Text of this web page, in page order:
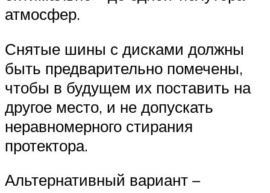
атмосфер.
Снятые шины с дисками должны
быть предварительно помечены,
чтобы в будущем их поставить на
другое место, и не допускать
неравномерного стирания
протектора.
Альтернативный вариант –